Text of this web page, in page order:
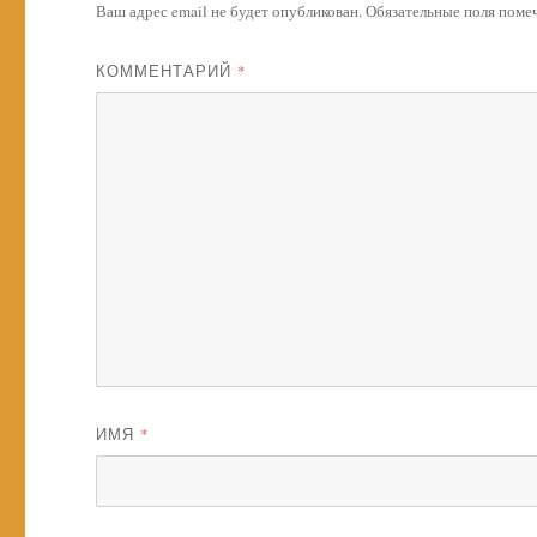
Ваш адрес email не будет опубликован.Обязательные поля
КОММЕНТАРИЙ *
ИМЯ *